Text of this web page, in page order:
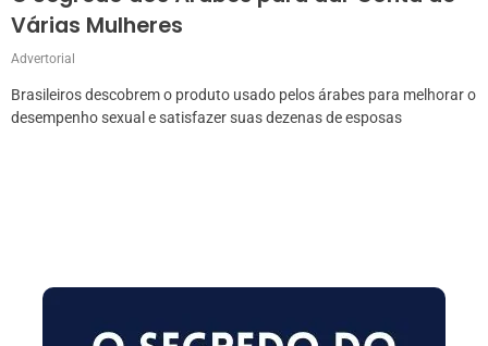
Várias Mulheres
Advertorial
Brasileiros descobrem o produto usado pelos árabes para melhorar o
desempenho sexual e satisfazer suas dezenas de esposas